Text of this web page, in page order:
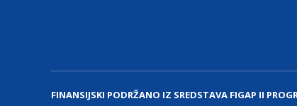
FINANSIJSKI PODRŽANO IZ SREDSTAVA FIGAP II